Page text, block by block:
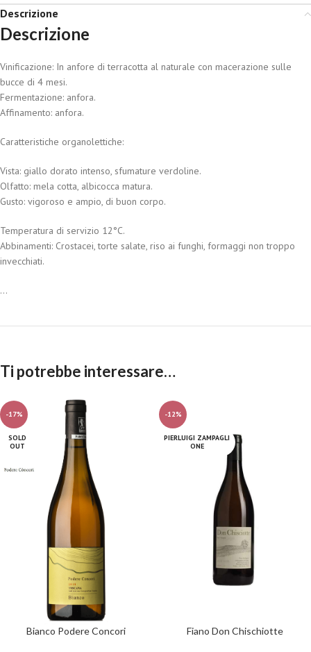
Descrizione
Descrizione
Vinificazione: In anfore di terracotta al naturale con macerazione sulle
bucce di 4 mesi.
Fermentazione: anfora.
Affinamento: anfora.
Caratteristiche organolettiche:
Vista: giallo dorato intenso, sfumature verdoline.
Olfatto: mela cotta, albicocca matura.
Gusto: vigoroso e ampio, di buon corpo.
Temperatura di servizio 12°C.
Abbinamenti: Crostacei, torte salate, riso ai funghi, formaggi non troppo
invecchiati.
...
Ti potrebbe interessare…
-17%
SOLD
OUT
Bianco Podere Concori
-12%
PIERLUIGI ZAMPAGLI
ONE
Fiano Don Chischiotte